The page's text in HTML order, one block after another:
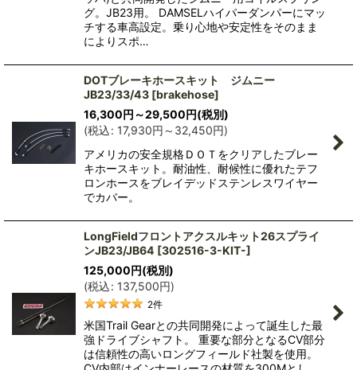
グ。JB23用。 DAMSELハイパーダンパーにマッ
チする車高設定。乗り心地や安定性をそのまま
によりスポ…
DOTブレーキホースキット ジムニー
JB23/33/43 [brakehose]
16,300円 ～29,500円(税別)
(税込: 17,930円 ～32,450円)
アメリカの安全規格ＤＯＴをクリアしたブレー
キホースキット。耐油性、耐候性に優れたテフ
ロンホースをブレイデッドステンレスワイヤー
でカバー。
LongFieldフロントアクスルキット26スプライ
ンJB23/JB64 [302516-3-KIT-]
125,000円(税別)
(税込: 137,500円)
2件
米国Trail Gearとの共同開発によって誕生した最
強ドライブシャフト。 重要な部分となるCV部分
は信頼性の高いロングフィールド社製を使用。